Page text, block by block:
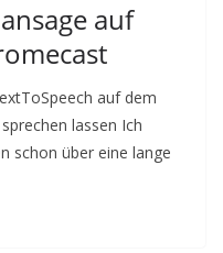
auf
auf dem
lassen Ich
schon über eine lange